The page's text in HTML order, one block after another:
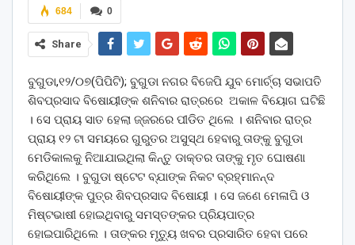
0
684
Share
ବୁଗୁଡା,୧୨/୦୭(ପିପିଟି); ବୁଗୁଡା ନଗର ବିଜେପି ଯୁବ ମୋର୍ଚ୍ଚା ସଭାପତି
ଶିବପ୍ରସାଦ ବିଷୋୟୀଙ୍କ ଶନିବାର ରାତ୍ରରେ ଅକାଳ ବିୟୋଗ ଘଟିଛି
। ସେ ପ୍ରାୟ ସାତ ହେଲା ଜ୍ଜରରେ ପୀଡିତ ଥିଲେ । ଶନିବାର ରାତ୍ର
ପ୍ରାୟ ୧୨ ଟା ସମୟରେ ଗୁରୁତର ଅସୁସ୍ଥ ହେବାରୁ ତାଙ୍କୁ ବୁଗୁଡା
ମେଡିକାଲକୁ ନିଆଯାଇଥିଲା କିନ୍ତୁ ଡାକ୍ତର ତାଙ୍କୁ ମୃତ ଘୋଷଣା
କରିଥିଲେ । ବୁଗୁଡା ଷ୍ଟେଟ ବ୍ଯାଙ୍କ ନିକଟ ବ୍ରହ୍ମାନନ୍ଦ
ବିଷୋୟୀଙ୍କ ପୁତ୍ର ଶିବପ୍ରସାଦ ବିଷୋୟୀ । ସେ ଜଣେ ମେଳାପି ଓ
ମିଷ୍ଟଭାଷୀ ହୋଇଥିବାରୁ ସମସ୍ତଙ୍କର ପ୍ରିୟପାତ୍ର
ହୋଇପାରିଥିଲେ । ତାଙ୍କର ମୃତ୍ୟୁ ଖବର ପ୍ରସାରିତ ହେବା ପରେ